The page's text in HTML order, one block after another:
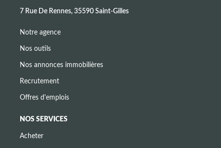
7 Rue De Rennes, 35590 Saint-Gilles
Notre agence
Nos outils
Nos annonces immobilières
Recrutement
Offres d'emplois
NOS SERVICES
Acheter